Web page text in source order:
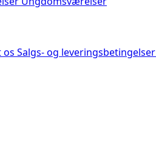
os Salgs- og leveringsbetingelser